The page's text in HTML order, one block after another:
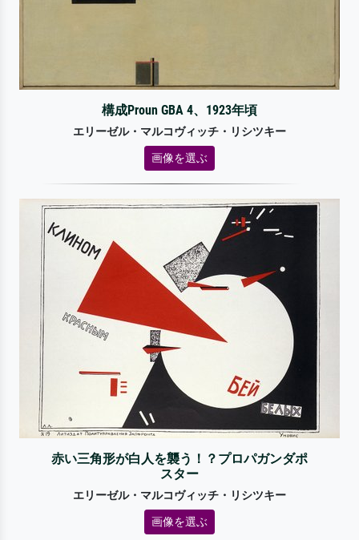
構成Proun GBA 4、1923年頃
エリーゼル・マルコヴィッチ・リシツキー
画像を選ぶ
赤い三角形が白人を襲う！？プロパガンダポ
スター
エリーゼル・マルコヴィッチ・リシツキー
画像を選ぶ